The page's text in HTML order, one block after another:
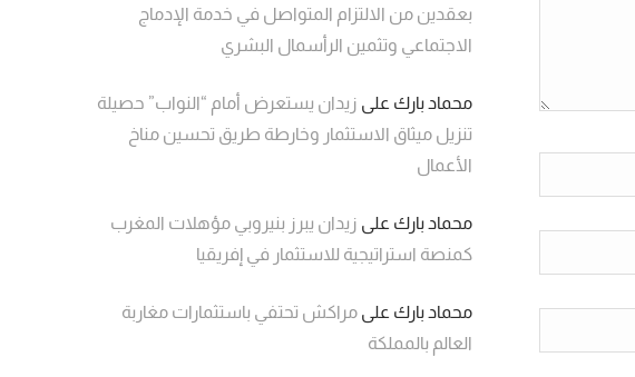
بعقدين من الالتزام المتواصل في خدمة الإدماج
الاجتماعي وتثمين الرأسمال البشري
محماد بارك على زيدان يستعرض أمام “النواب” حصيلة
تنزيل ميثاق الاستثمار وخارطة طريق تحسين مناخ
الأعمال
محماد بارك على زيدان يبرز بنيروبي مؤهلات المغرب
كمنصة استراتيجية للاستثمار في إفريقيا
محماد بارك على مراكش تحتفي باستثمارات مغاربة
العالم بالمملكة